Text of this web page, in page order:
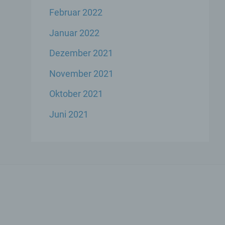
Februar 2022
Januar 2022
Dezember 2021
November 2021
Oktober 2021
Juni 2021